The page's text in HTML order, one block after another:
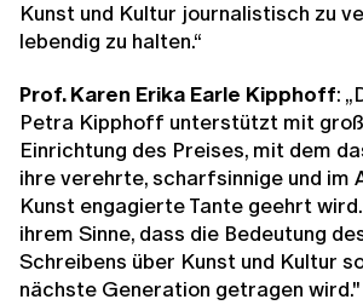
Kunst und Kultur journalistisch zu
lebendig zu halten.“
Prof. Karen Erika Earle Kipphoff:
Petra Kipphoff unterstützt mit
Einrichtung des Preises, mit dem
ihre verehrte, scharfsinnige und im
Kunst engagierte Tante geehrt
ihrem Sinne, dass die Bedeutung
Schreibens über Kunst und Kultur
nächste Generation getragen wird."